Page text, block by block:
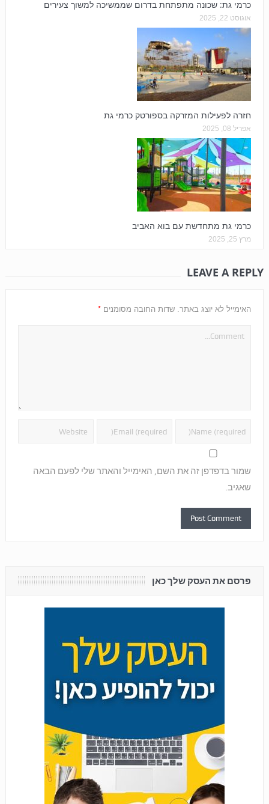
כרמי גת: שכונה מתפתחת בדרום שממשיכה למשוך צעירים
אוגוסט 22, 2025
חזרה לפעילות המזרקה בספורטק כרמי גת
אפריל 08, 2025
כרמי גת מתחדשת עם בוא האביב
מרץ 25, 2025
LEAVE A REPLY
האימייל לא יוצג באתר. שדות החובה מסומנים *
שמור בדפדפן זה את השם, האימייל והאתר שלי לפעם הבאה
שאגיב.
פרסם את העסק שלך כאן